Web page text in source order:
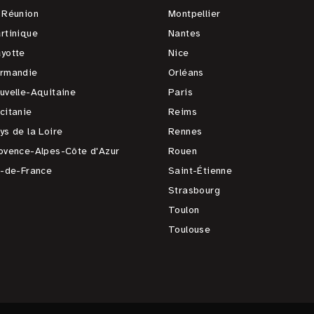
Aquitaine
de la Loire
Alpes-Côte d'Azur
de-France
Montpellier
Nantes
Nice
Orléans
Paris
Reims
Rennes
Rouen
Saint-Étienne
Strasbourg
Toulon
Toulouse